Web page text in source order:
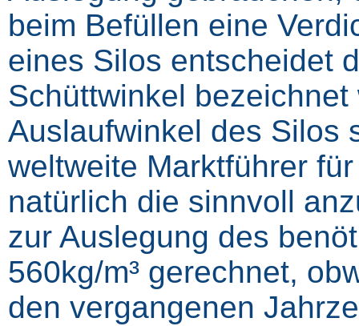
beim Befüllen eine
eines Silos entscheidet
Schüttwinkel
Auslaufwinkel des Silos
weltweite Marktführer
natürlich die sinnvoll
zur Auslegung des
560kg/m³ gerechnet,
den vergangenen